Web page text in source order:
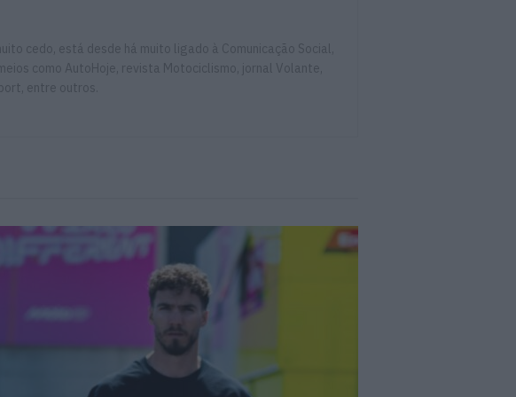
cedo, está desde há muito ligado à Comunicação Social,
como AutoHoje, revista Motociclismo, jornal Volante,
entre outros.